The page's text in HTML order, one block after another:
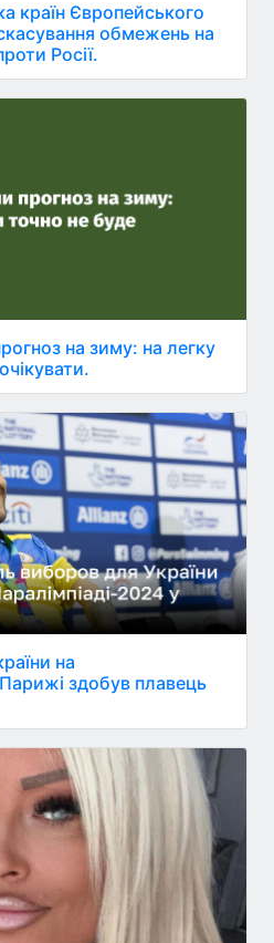
країн Європейського
обмежень на
Росії.
на зиму: на легку
на
здобув плавець